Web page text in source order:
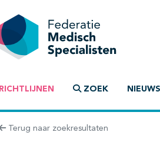
RICHTLIJNEN ZOEK NIEUWS
Terug naar zoekresultaten